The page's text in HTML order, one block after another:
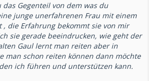
Gegenteil von dem was du
junge unerfahrenen Frau mit einem
, die Erfahrung bekommt sie von mir
sie gerade beeindrucken, wie geht der
Gaul lernt man reiten aber in
man schon reiten können dann möchte
ich führen und unterstützen kann.